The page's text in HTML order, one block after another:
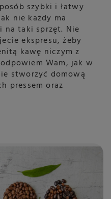
szybki i łatwy
nie każdy ma
na taki sprzęt. Nie
ekspresu, żeby
kawę niczym z
Wam, jak w
stworzyć domową
pressem oraz